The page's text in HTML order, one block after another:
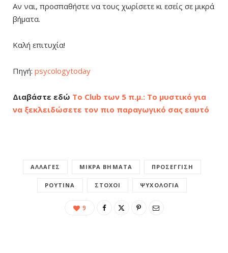
Αν ναι, προσπαθήστε να τους χωρίσετε κι εσείς σε μικρά
βήματα.
Καλή επιτυχία!
Πηγή: psycologytoday
Διαβάστε εδώ Το Club των 5 π.μ.: Το μυστικό για
να ξεκλειδώσετε τον πιο παραγωγικό σας εαυτό
ΑΛΛΑΓΈΣ ΜΙΚΡΆ ΒΉΜΑΤΑ ΠΡΟΣΈΓΓΙΣΗ
ΡΟΥΤΊΝΑ ΣΤΌΧΟΙ ΨΥΧΟΛΟΓΊΑ
9